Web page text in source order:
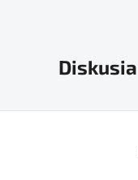
Diskusia